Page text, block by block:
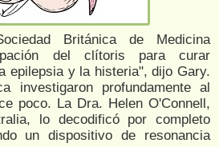
Británica de Medicina
del clítoris para curar
epilepsia y la histeria", dijo Gary.
investigaron profundamente al
poco. La Dra. Helen O'Connell,
lo decodificó por completo
un dispositivo de resonancia